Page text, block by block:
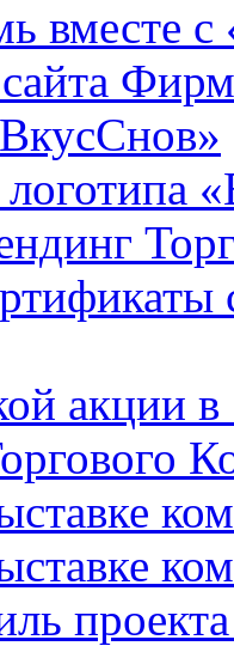
вместе
сайта
акции